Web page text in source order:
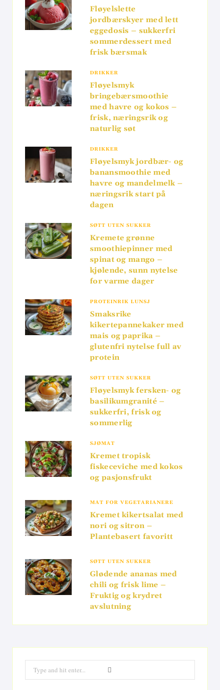
Fløyelslette
jordbærskyer med lett
eggedosis – sukkerfri
sommerdessert med
frisk bærsmak
DRIKKER
Fløyelsmyk
bringebærsmoothie
med havre og kokos –
frisk, næringsrik og
naturlig søt
DRIKKER
Fløyelsmyk jordbær- og
banansmoothie med
havre og mandelmelk –
næringsrik start på
dagen
SØTT UTEN SUKKER
Kremete grønne
smoothiepinner med
spinat og mango –
kjølende, sunn nytelse
for varme dager
PROTEINRIK LUNSJ
Smaksrike
kikertepannekaker med
mais og paprika –
glutenfri nytelse full av
protein
SØTT UTEN SUKKER
Fløyelsmyk fersken- og
basilikumgranité –
sukkerfri, frisk og
sommerlig
SJØMAT
Kremet tropisk
fiskeceviche med kokos
og pasjonsfrukt
MAT FOR VEGETARIANERE
Kremet kikertsalat med
nori og sitron –
Plantebasert favoritt
SØTT UTEN SUKKER
Glødende ananas med
chili og frisk lime –
Fruktig og krydret
avslutning
for: